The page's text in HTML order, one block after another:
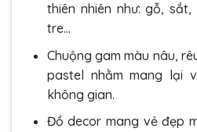
thiên nhiên như: gỗ,
tre…
Chuộng gam màu nâu,
pastel nhằm mang lại
không gian.
Đồ decor mang vẻ đẹp